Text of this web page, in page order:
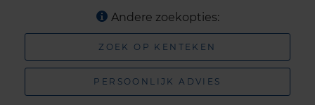
Andere zoekopties:
ZOEK OP KENTEKEN
PERSOONLIJK ADVIES